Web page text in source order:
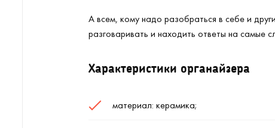
А всем, кому надо разобраться в себе и
разговаривать и находить ответы на самые
Характеристики органайзера
материал: керамика;